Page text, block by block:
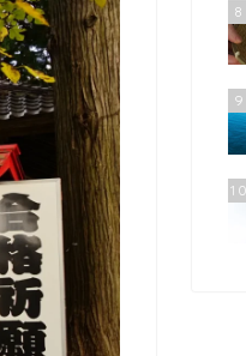
8
9
10